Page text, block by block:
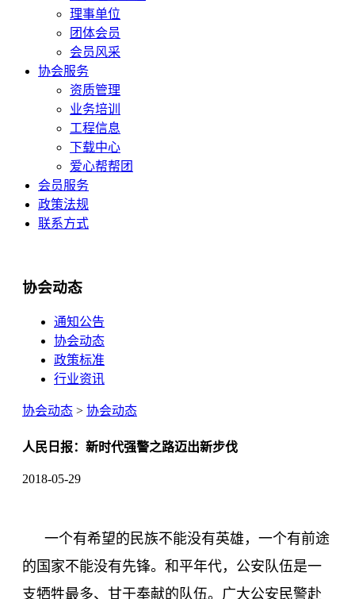
理事单位
团体会员
会员风采
协会服务
资质管理
业务培训
工程信息
下载中心
爱心帮帮团
会员服务
政策法规
联系方式
协会动态
通知公告
协会动态
政策标准
行业资讯
协会动态 > 协会动态
人民日报：新时代强警之路迈出新步伐
2018-05-29
一个有希望的民族不能没有英雄，一个有前途
的国家不能没有先锋。和平年代，公安队伍是一
支牺牲最多、甘于奉献的队伍。广大公安民警赴